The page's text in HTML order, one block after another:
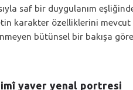
saf bir duygulanım
karakter özelliklerini mevcut
bütünsel bir bakışa
yaver yenal portresi